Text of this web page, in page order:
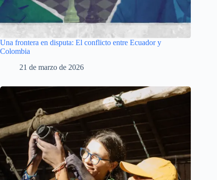
Una frontera en disputa: El conflicto entre Ecuador y
Colombia
21 de marzo de 2026